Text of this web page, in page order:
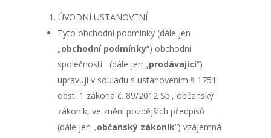
ÚVODNÍ USTANOVENÍ
Tyto obchodní podmínky (dále jen
„obchodní podmínky“) obchodní
společnosti (dále jen „prodávající“)
upravují v souladu s ustanovením § 1751
odst. 1 zákona č. 89/2012 Sb., občanský
zákoník, ve znění pozdějších předpisů
(dále jen „občanský zákoník“) vzájemná